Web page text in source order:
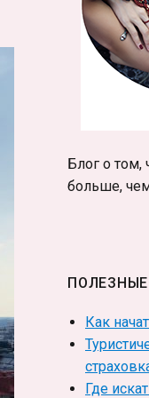
Блог о
больше,
Как
Где